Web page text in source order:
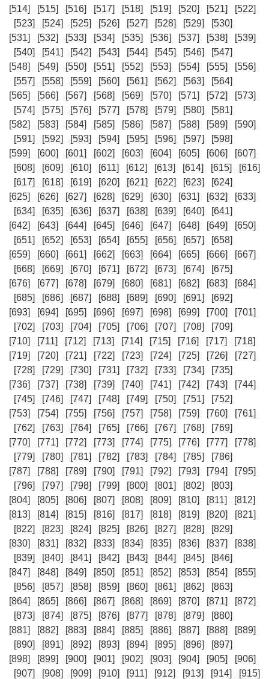
[514]
[515] [516] [517] [518] [519] [520] [521]
[522]
[523]
[524] [525] [526] [527] [528] [529]
[530]
[531]
[532] [533] [534] [535] [536] [537] [538]
[539]
[540]
[541] [542] [543] [544] [545] [546]
[547]
[548]
[549] [550] [551] [552] [553] [554] [555]
[556]
[557]
[558] [559] [560] [561] [562] [563]
[564]
[565]
[566] [567] [568] [569] [570] [571] [572]
[573]
[574]
[575] [576] [577] [578] [579] [580]
[581]
[582]
[583] [584] [585] [586] [587] [588] [589]
[590]
[591]
[592] [593] [594] [595] [596] [597]
[598]
[599]
[600] [601] [602] [603] [604] [605] [606]
[607]
[608]
[609] [610] [611] [612] [613] [614] [615]
[616]
[617]
[618] [619] [620] [621] [622] [623]
[624]
[625]
[626] [627] [628] [629] [630] [631] [632]
[633]
[634]
[635] [636] [637] [638] [639] [640]
[641]
[642]
[643] [644] [645] [646] [647] [648] [649]
[650]
[651]
[652] [653] [654] [655] [656] [657]
[658]
[659]
[660] [661] [662] [663] [664] [665] [666]
[667]
[668]
[669] [670] [671] [672] [673] [674]
[675]
[676]
[677] [678] [679] [680] [681] [682] [683]
[684]
[685]
[686] [687] [688] [689] [690] [691]
[692]
[693]
[694] [695] [696] [697] [698] [699] [700]
[701]
[702]
[703] [704] [705] [706] [707] [708]
[709]
[710]
[711] [712] [713] [714] [715] [716] [717]
[718]
[719]
[720] [721] [722] [723] [724] [725] [726]
[727]
[728]
[729] [730] [731] [732] [733] [734]
[735]
[736]
[737] [738] [739] [740] [741] [742] [743]
[744]
[745]
[746] [747] [748] [749] [750] [751]
[752]
[753]
[754] [755] [756] [757] [758] [759] [760]
[761]
[762]
[763] [764] [765] [766] [767] [768]
[769]
[770]
[771] [772] [773] [774] [775] [776] [777]
[778]
[779]
[780] [781] [782] [783] [784] [785]
[786]
[787]
[788] [789] [790] [791] [792] [793] [794]
[795]
[796]
[797] [798] [799] [800] [801] [802]
[803]
[804]
[805] [806] [807] [808] [809] [810] [811]
[812]
[813]
[814] [815] [816] [817] [818] [819] [820]
[821]
[822]
[823] [824] [825] [826] [827] [828]
[829]
[830]
[831] [832] [833] [834] [835] [836] [837]
[838]
[839]
[840] [841] [842] [843] [844] [845]
[846]
[847]
[848] [849] [850] [851] [852] [853] [854]
[855]
[856]
[857] [858] [859] [860] [861] [862]
[863]
[864]
[865] [866] [867] [868] [869] [870] [871]
[872]
[873]
[874] [875] [876] [877] [878] [879]
[880]
[881]
[882] [883] [884] [885] [886] [887] [888]
[889]
[890]
[891] [892] [893] [894] [895] [896]
[897]
[898]
[899] [900] [901] [902] [903] [904] [905]
[906]
[907]
[908] [909] [910] [911] [912] [913] [914] [915]